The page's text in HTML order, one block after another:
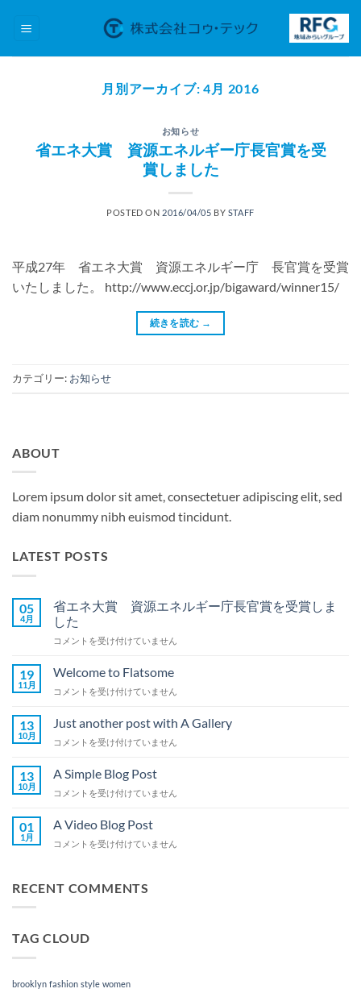
月別アーカイブ:4月 2016
お知らせ
省エネ大賞 資源エネルギー庁長官賞を受
賞しました
POSTED ON 2016/04/05 BY STAFF
平成27年 省エネ大賞 資源エネルギー庁 長官賞を受賞
いたしました。 http://www.eccj.or.jp/bigaward/winner15/
続きを読む →
カテゴリー: お知らせ
ABOUT
Lorem ipsum dolor sit amet, consectetuer adipiscing elit, sed
diam nonummy nibh euismod tincidunt.
LATEST POSTS
05
4月
省エネ大賞 資源エネルギー庁長官賞を受賞しま
した
省
ネ
大
賞
源
ネ
ギ
ー
官
賞
賞
た
コメントを受け付けていません
19
11月
Welcome to Flatsome
Welcome
Flatsome
は
コメントを受け付けていません
13
10月
Just another post with A Gallery
Just
post
with
A
は
コメントを受け付けていません
13
10月
A Simple Blog Post
A
Blog
Post
は
コメントを受け付けていません
01
1月
A Video Blog Post
A
Post
コメントを受け付けていません
RECENT COMMENTS
TAG CLOUD
brooklyn fashion style women